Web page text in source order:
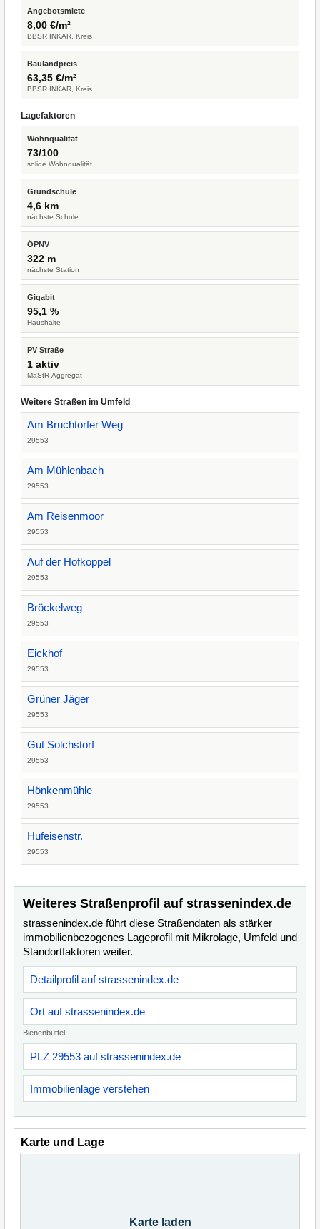
Angebotsmiete
8,00 €/m²
BBSR INKAR, Kreis
Baulandpreis
63,35 €/m²
BBSR INKAR, Kreis
Lagefaktoren
Wohnqualität
73/100
solide Wohnqualität
Grundschule
4,6 km
nächste Schule
ÖPNV
322 m
nächste Station
Gigabit
95,1 %
Haushalte
PV Straße
1 aktiv
MaStR-Aggregat
Weitere Straßen im Umfeld
Am Bruchtorfer Weg
29553
Am Mühlenbach
29553
Am Reisenmoor
29553
Auf der Hofkoppel
29553
Bröckelweg
29553
Eickhof
29553
Grüner Jäger
29553
Gut Solchstorf
29553
Hönkenmühle
29553
Hufeisenstr.
29553
Weiteres Straßenprofil auf strassenindex.de
strassenindex.de führt diese Straßendaten als stärker
immobilienbezogenes Lageprofil mit Mikrolage, Umfeld und
Standortfaktoren weiter.
Detailprofil auf strassenindex.de
Ort auf strassenindex.de
Bienenbüttel
PLZ 29553 auf strassenindex.de
Immobilienlage verstehen
Karte und Lage
Karte laden